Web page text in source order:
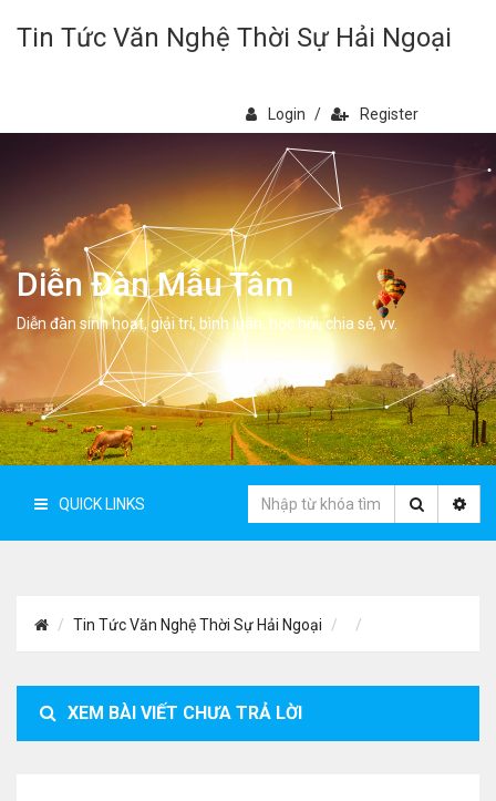
Tin Tức Văn Nghệ Thời Sự Hải Ngoại
Login / Register
Diễn Đàn Mẫu Tâm
Diễn đàn sinh hoạt, giải trí, bình luân, học hỏi, chia sẻ, vv.
QUICK LINKS
Tin Tức Văn Nghệ Thời Sự Hải Ngoại
XEM BÀI VIẾT CHƯA TRẢ LỜI